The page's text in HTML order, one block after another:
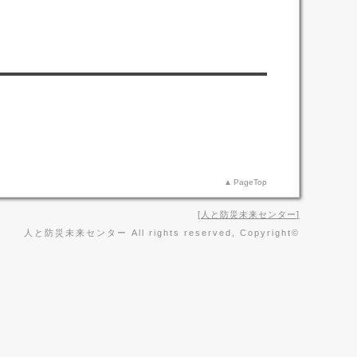
PageTop
人と防災未来センター
人と防災未来センター All rights reserved, Copyright©